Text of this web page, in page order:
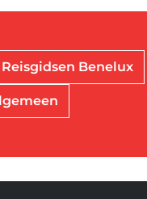
Reisgidsen Benelux